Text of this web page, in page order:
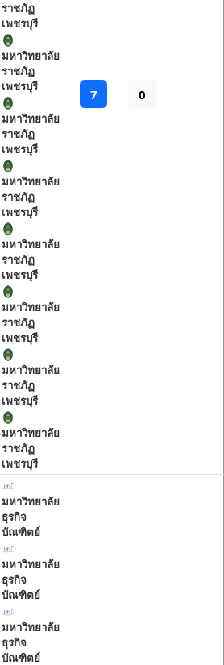
ราชภัฏ
เพชรบุรี
มหาวิทยาลัย
ราชภัฏ
เพชรบุรี
มหาวิทยาลัย
ราชภัฏ
เพชรบุรี
มหาวิทยาลัย
ราชภัฏ
เพชรบุรี
มหาวิทยาลัย
ราชภัฏ
เพชรบุรี
มหาวิทยาลัย
ราชภัฏ
เพชรบุรี
มหาวิทยาลัย
ราชภัฏ
เพชรบุรี
มหาวิทยาลัย
ราชภัฏ
เพชรบุรี
7 0
มหาวิทยาลัย
ธุรกิจ
บัณฑิตย์
มหาวิทยาลัย
ธุรกิจ
บัณฑิตย์
มหาวิทยาลัย
ธุรกิจ
บัณฑิตย์